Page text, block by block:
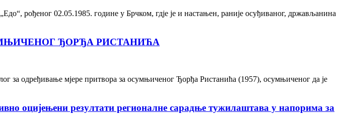
рођеног 02.05.1985. године у Брчком, гдје је и настањен, раније осуђиваног, држављанина
ЂОРЂА РИСТАНИЋА
за одређивање мјере притвора за осумњиченог Ђорђа Ристанића (1957), осумњиченог да је
оцијењени резултати регионалне сарадње тужилаштава у напорима за